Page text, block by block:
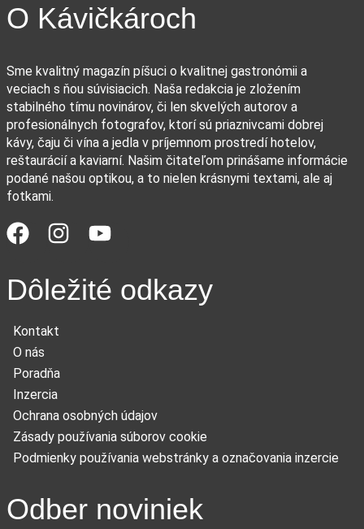
O Kávičkároch
Sme kvalitný magazín píšuci o kvalitnej gastronómii a
veciach s ňou súvisiacich. Naša redakcia je zložením
stabilného tímu novinárov, či len skvelých autorov a
profesionálnych fotografov, ktorí sú priaznivcami dobrej
kávy, čaju či vína a jedla v príjemnom prostredí hotelov,
reštaurácií a kaviarní. Našim čitateľom prinášame informácie
podané našou optikou, a to nielen krásnymi textami, ale aj
fotkami.
Dôležité odkazy
Kontakt
O nás
Poradňa
Inzercia
Ochrana osobných údajov
Zásady používania súborov cookie
Podmienky používania webstránky a označovania inzercie
Odber noviniek